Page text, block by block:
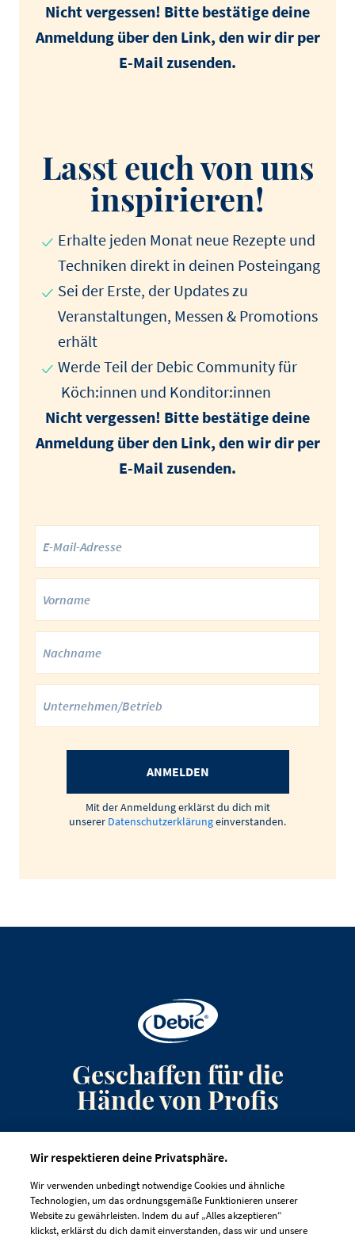
Nicht vergessen! Bitte bestätige deine
Anmeldung über den Link, den wir dir per
E-Mail zusenden.
Lasst euch von uns
inspirieren!
Erhalte jeden Monat neue Rezepte und
Techniken direkt in deinen Posteingang
Sei der Erste, der Updates zu
Veranstaltungen, Messen & Promotions
erhält
Werde Teil der Debic Community für
Köch:innen und Konditor:innen
Nicht vergessen! Bitte bestätige deine
Anmeldung über den Link, den wir dir per
E-Mail zusenden.
ANMELDEN
Mit der Anmeldung erklärst du dich mit
unserer Datenschutzerklärungeinverstanden.
Geschaffen für die
Hände von Profis
Häufig gestellte Fragen
Wir respektieren deine Privatsphäre.
Wir verwenden unbedingt notwendige Cookies und ähnliche
Technologien, um das ordnungsgemäße Funktionieren unserer
Website zu gewährleisten. Indem du auf „Alles akzeptieren“
klickst, erklärst du dich damit einverstanden, dass wir und unsere